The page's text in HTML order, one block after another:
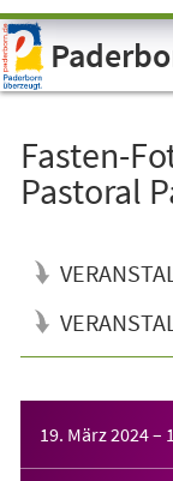
Visuelle
Assistenzsoftware
öffnen.
Fasten-
Pastoral
19. März 2024–